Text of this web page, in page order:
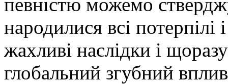
народилися всі
жахливі наслідки і
глобальний згубний